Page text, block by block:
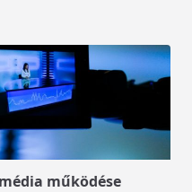
működése